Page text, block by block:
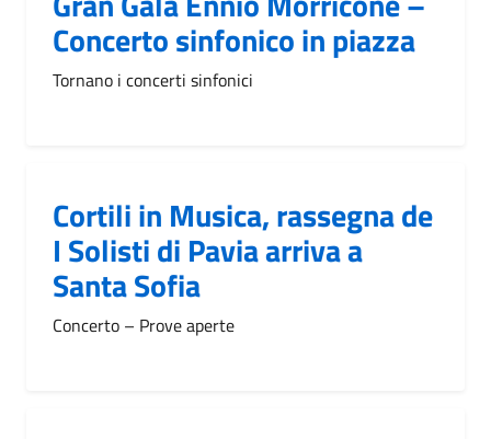
Concerto sinfonico in piazza
Tornano i concerti sinfonici
Cortili in Musica, rassegna de
I Solisti di Pavia arriva a
Santa Sofia
Concerto – Prove aperte